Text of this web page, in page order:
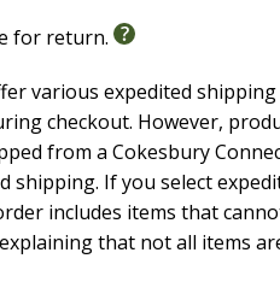
for return.
various expedited
checkout. However,
from a Cokesbury
shipping. If you select
includes items that
that not all items